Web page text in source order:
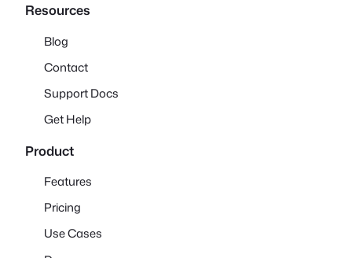
Resources
Blog
Contact
Support Docs
Get Help
Product
Features
Pricing
Use Cases